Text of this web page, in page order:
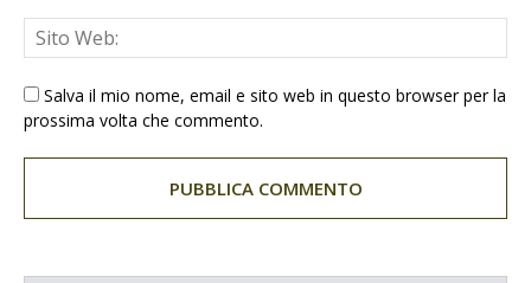
Salva il mio nome, email e sito web in questo browser per la
prossima volta che commento.